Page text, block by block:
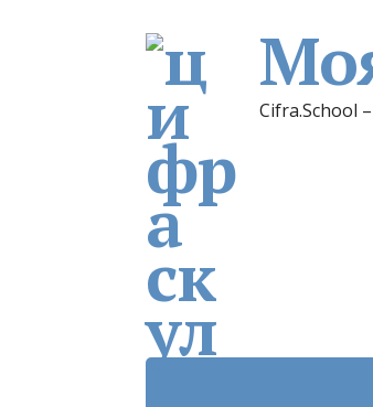
Cifra.School